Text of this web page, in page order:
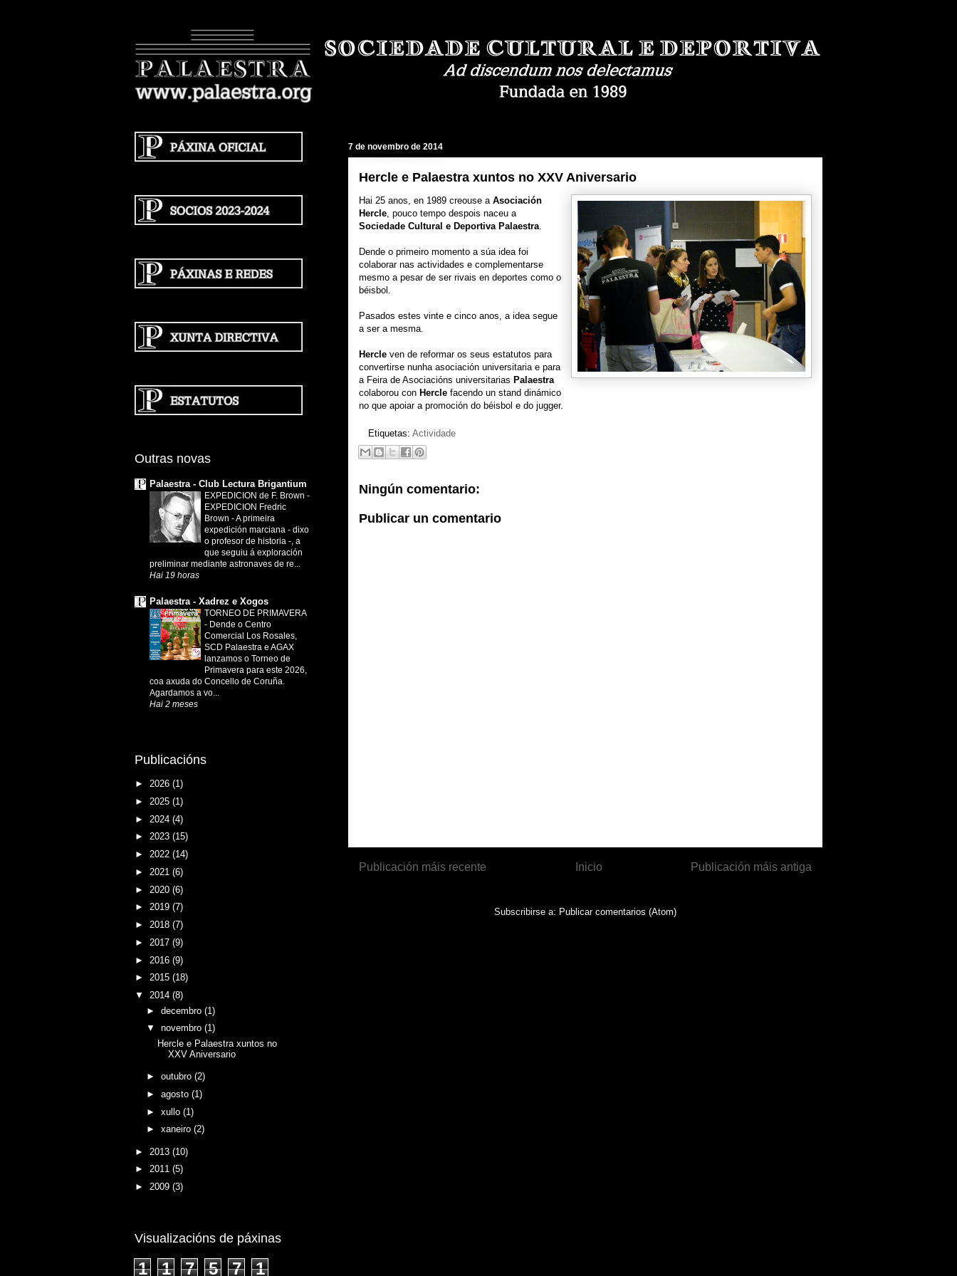
7 de novembro de 2014
Hercle e Palaestra xuntos no XXV Aniversario
Hai 25 anos, en 1989 creouse a Asociación
Hercle, pouco tempo despois naceu a
Sociedade Cultural e Deportiva Palaestra.
Dende o primeiro momento a súa idea foi
colaborar nas actividades e complementarse
mesmo a pesar de ser rivais en deportes como o
béisbol.
Pasados estes vinte e cinco anos, a idea segue
a ser a mesma.
Hercle ven de reformar os seus estatutos para
convertirse nunha asociación universitaria e para
a Feira de Asociacións universitarias Palaestra
colaborou con Hercle facendo un stand dinámico
no que apoiar a promoción do béisbol e do jugger.
Etiquetas: Actividade
Ningún comentario:
Publicar un comentario
Publicación máis recente Publicación máis antiga
Inicio
Subscribirse a: Publicar comentarios (Atom)
Outras novas
Palaestra - Club Lectura Brigantium
EXPEDICION de F. Brown -
EXPEDICION Fredric
Brown - A primeira
expedición marciana - dixo
o profesor de historia -, a
que seguiu á exploración
preliminar mediante astronaves de re...
Hai 19 horas
Palaestra - Xadrez e Xogos
TORNEO DE PRIMAVERA
- Dende o Centro
Comercial Los Rosales,
SCD Palaestra e AGAX
lanzamos o Torneo de
Primavera para este 2026,
coa axuda do Concello de Coruña.
Agardamos a vo...
Hai 2 meses
Publicacións
► 2026 (1)
► 2025 (1)
► 2024 (4)
► 2023 (15)
► 2022 (14)
► 2021 (6)
► 2020 (6)
► 2019 (7)
► 2018 (7)
► 2017 (9)
► 2016 (9)
► 2015 (18)
▼ 2014 (8)
► decembro (1)
▼ novembro (1)
Hercle e Palaestra xuntos no
XXV Aniversario
► outubro (2)
► agosto (1)
► xullo (1)
► xaneiro (2)
► 2013 (10)
► 2011 (5)
► 2009 (3)
Visualizacións de páxinas
1 1 7 5 7 1